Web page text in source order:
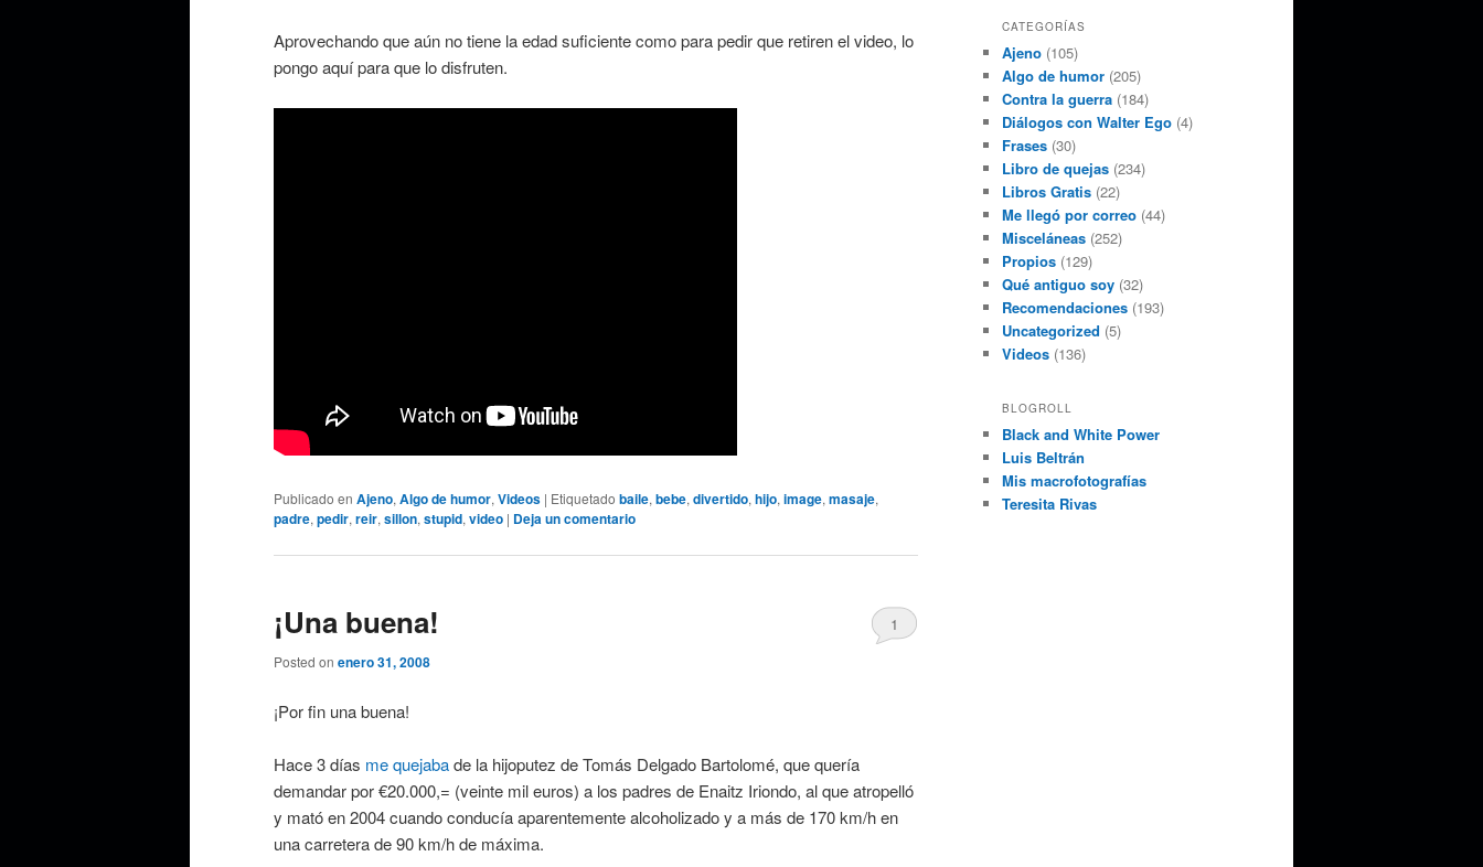
Aprovechando que aún no tiene la edad suficiente como para pedir que retiren el video, lo
pongo aquí para que lo disfruten.
Publicado en Ajeno, Algo de humor, Videos | Etiquetado baile, bebe, divertido, hijo, image, masaje,
padre, pedir, reir, sillon, stupid, video | Deja un comentario
¡Una buena!
Posted on enero 31, 2008
1
¡Por fin una buena!
Hace 3 días me quejabade la hijoputez de Tomás Delgado Bartolomé, que quería
demandar por €20.000,= (veinte mil euros) a los padres de Enaitz Iriondo, al que atropelló
y mató en 2004 cuando conducía aparentemente alcoholizado y a más de 170 km/h en
una carretera de 90 km/h de máxima.
CATEGORÍAS
Ajeno (105)
Algo de humor (205)
Contra la guerra (184)
Diálogos con Walter Ego (4)
Frases (30)
Libro de quejas (234)
Libros Gratis (22)
Me llegó por correo (44)
Misceláneas (252)
Propios (129)
Qué antiguo soy (32)
Recomendaciones (193)
Uncategorized (5)
Videos (136)
BLOGROLL
Black and White Power
Luis Beltrán
Mis macrofotografías
Teresita Rivas